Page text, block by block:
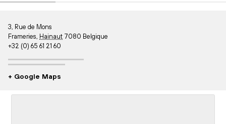
3, Rue de Mons
Frameries, Hainaut 7080 Belgique
+32 (0) 65 61 21 60
+ Google Maps